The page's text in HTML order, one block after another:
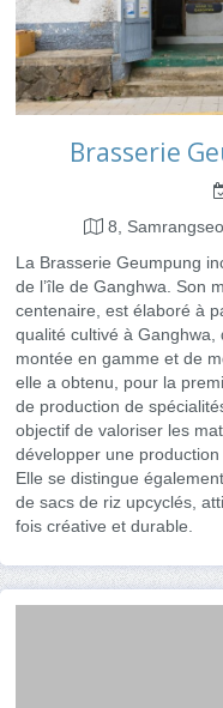
Brasserie
8,
La Brasserie Geumpung
de l’île de Ganghwa. Son
centenaire, est élaboré à
qualité cultivé à
montée en gamme et de
elle a obtenu, pour la
de production de
objectif de valoriser les
développer une production
Elle se distingue
de sacs de riz upcyclés,
fois créative et durable.